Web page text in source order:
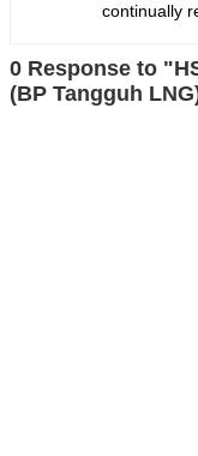
continually
0 Response to
(BP Tangguh